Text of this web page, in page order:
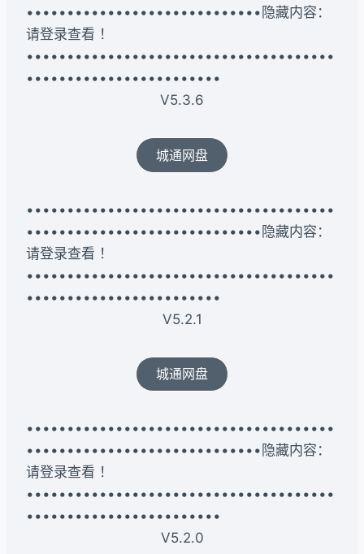
•••••••••••••••••••••••••••••隐藏内容：
请登录查看 ！
••••••••••••••••••••••••••••••••••••••
••••••••••••••••••••••••
V5.3.6
城通网盘
••••••••••••••••••••••••••••••••••••••
•••••••••••••••••••••••••••••隐藏内容：
请登录查看 ！
••••••••••••••••••••••••••••••••••••••
••••••••••••••••••••••••
V5.2.1
城通网盘
••••••••••••••••••••••••••••••••••••••
•••••••••••••••••••••••••••••隐藏内容：
请登录查看 ！
••••••••••••••••••••••••••••••••••••••
••••••••••••••••••••••••
V5.2.0